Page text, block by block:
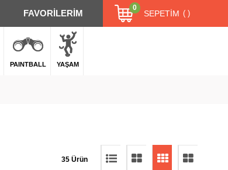
FAVORİLERİM SEPETIM
0
PAINTBALL YAŞAM
35 Ürün